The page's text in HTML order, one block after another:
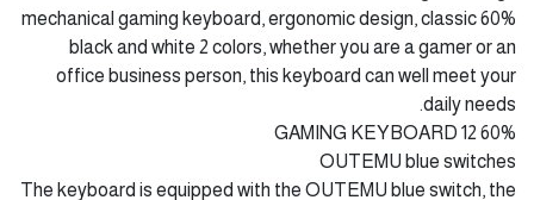
light speed and brightness can be adjusted.
Classic original design
60% mechanical gaming keyboard, ergonomic design, classic
black and white 2 colors, whether you are a gamer or an
office business person, this keyboard can well meet your